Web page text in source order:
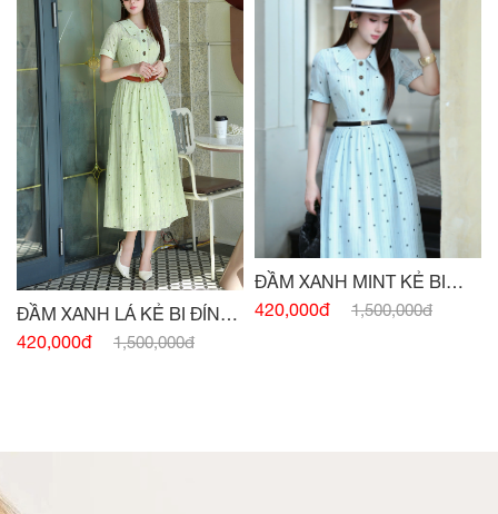
ĐẦM XANH LÁ KẺ BI ĐÍNH
CÚC
420,000đ 1,500,000đ
ĐẦM XANH MINT KẺ BI
ĐÍNH CÚC
420,000đ 1,500,000đ